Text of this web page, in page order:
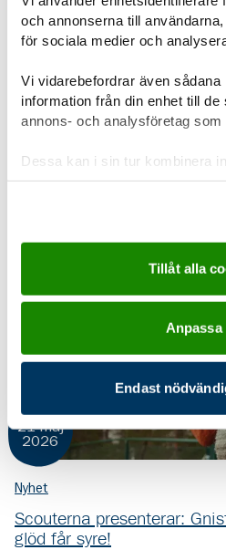
och annonserna till
för sociala medier och
Vi vidarebefordrar även sådana
information från din enhet till
annons- och analysföretag
Dessa kan i sin tur kombinera
information som du har
Tillåt alla
Anpassa
Endast
Nyhet
Scouterna i dialog med
barn- och
Inför höstens riksdagsval träffar
olika partier för att berätta om
lösningar på många av dagens...
21 maj
2026
Nyhet
Scouterna presenterar:
glöd får syre!